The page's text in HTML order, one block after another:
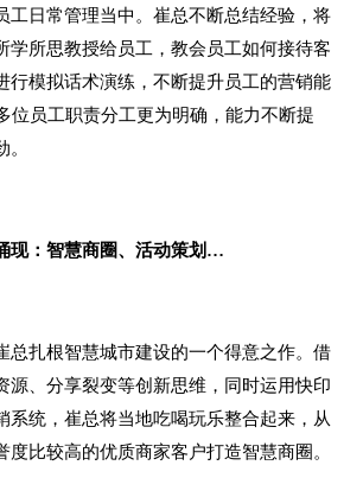
工日常管理当中。崔总不断总结经验，将
学所思教授给员工，教会员工如何接待客
行模拟话术演练，不断提升员工的营销能
位员工职责分工更为明确，能力不断提
现：智慧商圈、活动策划…
总扎根智慧城市建设的一个得意之作。借
源、分享裂变等创新思维，同时运用快印
系统，崔总将当地吃喝玩乐整合起来，从
度比较高的优质商家客户打造智慧商圈。